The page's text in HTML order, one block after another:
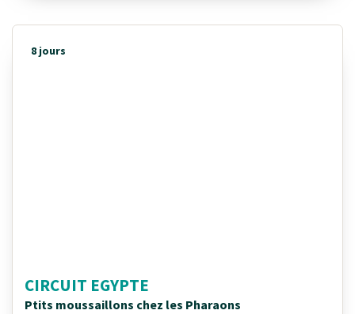
8 jours
CIRCUIT EGYPTE
Ptits moussaillons chez les Pharaons